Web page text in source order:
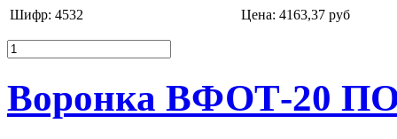
Шифр: 4532 Цена: 4163,37 руб
Воронка ВФОТ-20